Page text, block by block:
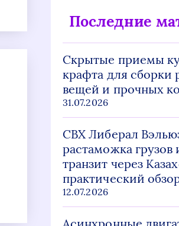
Последние
Скрытые приемы
крафта для сборки
вещей и прочных
31.07.2026
СВХ Либерал
растаможка грузов
транзит через
практический
12.07.2026